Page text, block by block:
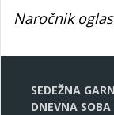
Naročnik
SEDEŽNA
DNEVNA SOBA